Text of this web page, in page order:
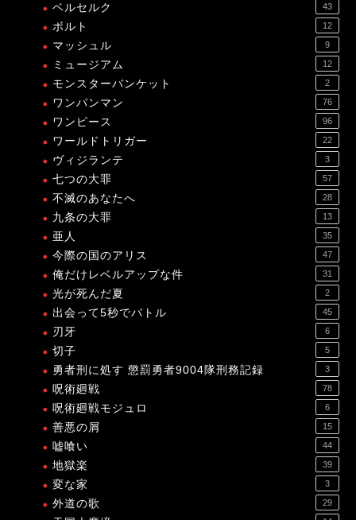
ベルセルク 43
ボルト 12
マッシュル 9
ミュージアム 12
モンスターバンケット 2
ワンパンマン 76
ワンピース 96
ワールドトリガー 22
ヴィジランテ 3
七つの大罪 57
不滅のあなたへ 28
九条の大罪 13
亜人 35
今際の国のアリス 47
俺だけレベルアップな件 31
光が死んだ夏 2
出会って5秒でバトル 45
刃牙 6
切子 5
勇者刑に処す 懲罰勇者9004隊刑務記録 3
呪術廻戦 78
呪術廻戦モジュロ 6
善悪の屑 15
嘘喰い 44
地獄楽 39
変な家 3
外道の歌 29